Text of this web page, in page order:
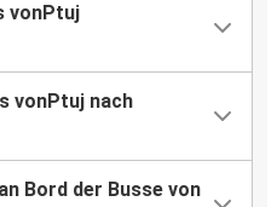
vonPtuj
vonPtuj nach
Bord der Busse von